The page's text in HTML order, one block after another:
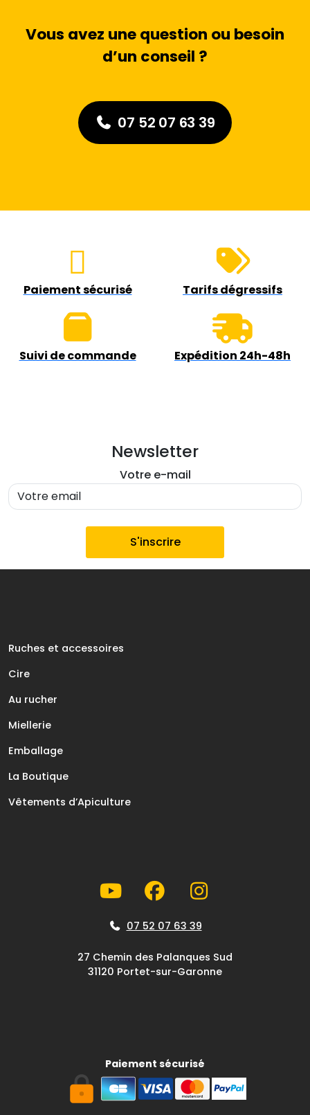
Vous avez une question ou besoin
d’un conseil ?
07 52 07 63 39
Paiement sécurisé Tarifs dégressifs
Suivi de commande Expédition 24h-48h
Newsletter
Votre e-mail
Ruches et accessoires
Cire
Au rucher
Miellerie
Emballage
La Boutique
Vêtements d’Apiculture
07 52 07 63 39
27 Chemin des Palanques Sud
31120 Portet-sur-Garonne
Paiement sécurisé